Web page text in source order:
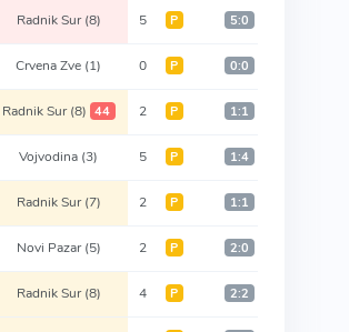
Radnik Sur(8) 5 Р 5:0
Crvena Zve (1) 0 Р 0:0
Radnik Sur(8) 44 2 Р 1:1
Vojvodina (3) 5 Р 1:4
Radnik Sur(7) 2 Р 1:1
Novi Pazar(5) 2 Р 2:0
Radnik Sur(8) 4 Р 2:2